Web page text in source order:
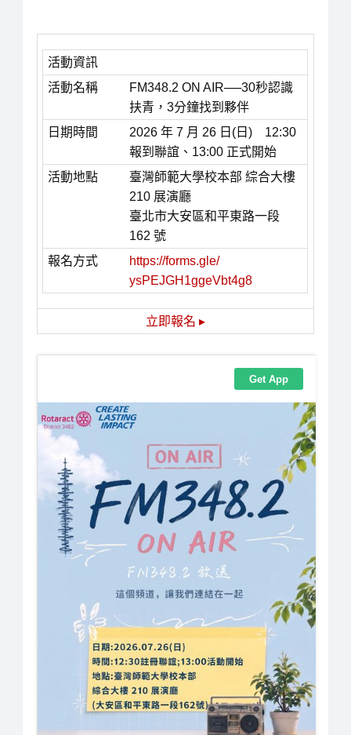
活動資訊
活動名稱
FM348.2 ON AIR──30秒認識
扶青，3分鐘找到夥伴
日期時間
2026 年 7 月 26 日(日) 12:30
報到聯誼、13:00 正式開始
活動地點
臺灣師範大學校本部 綜合大樓
210 展演廳
臺北市大安區和平東路一段
162 號
報名方式
https://forms.gle/
ysPEJGH1ggeVbt4g8
立即報名 ▸